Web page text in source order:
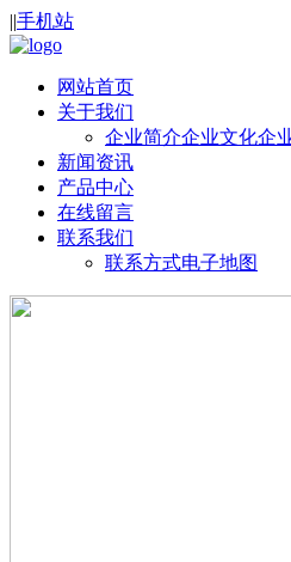
||手机站
网站首页
关于我们
企业简介企业文化企
新闻资讯
产品中心
在线留言
联系我们
联系方式电子地图